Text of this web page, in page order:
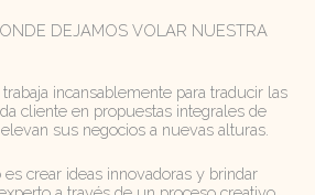
DEJAMOS VOLAR NUESTRA
incansablemente para traducir las
cliente en propuestas integrales de
sus negocios a nuevas alturas.
crear ideas innovadoras y brindar